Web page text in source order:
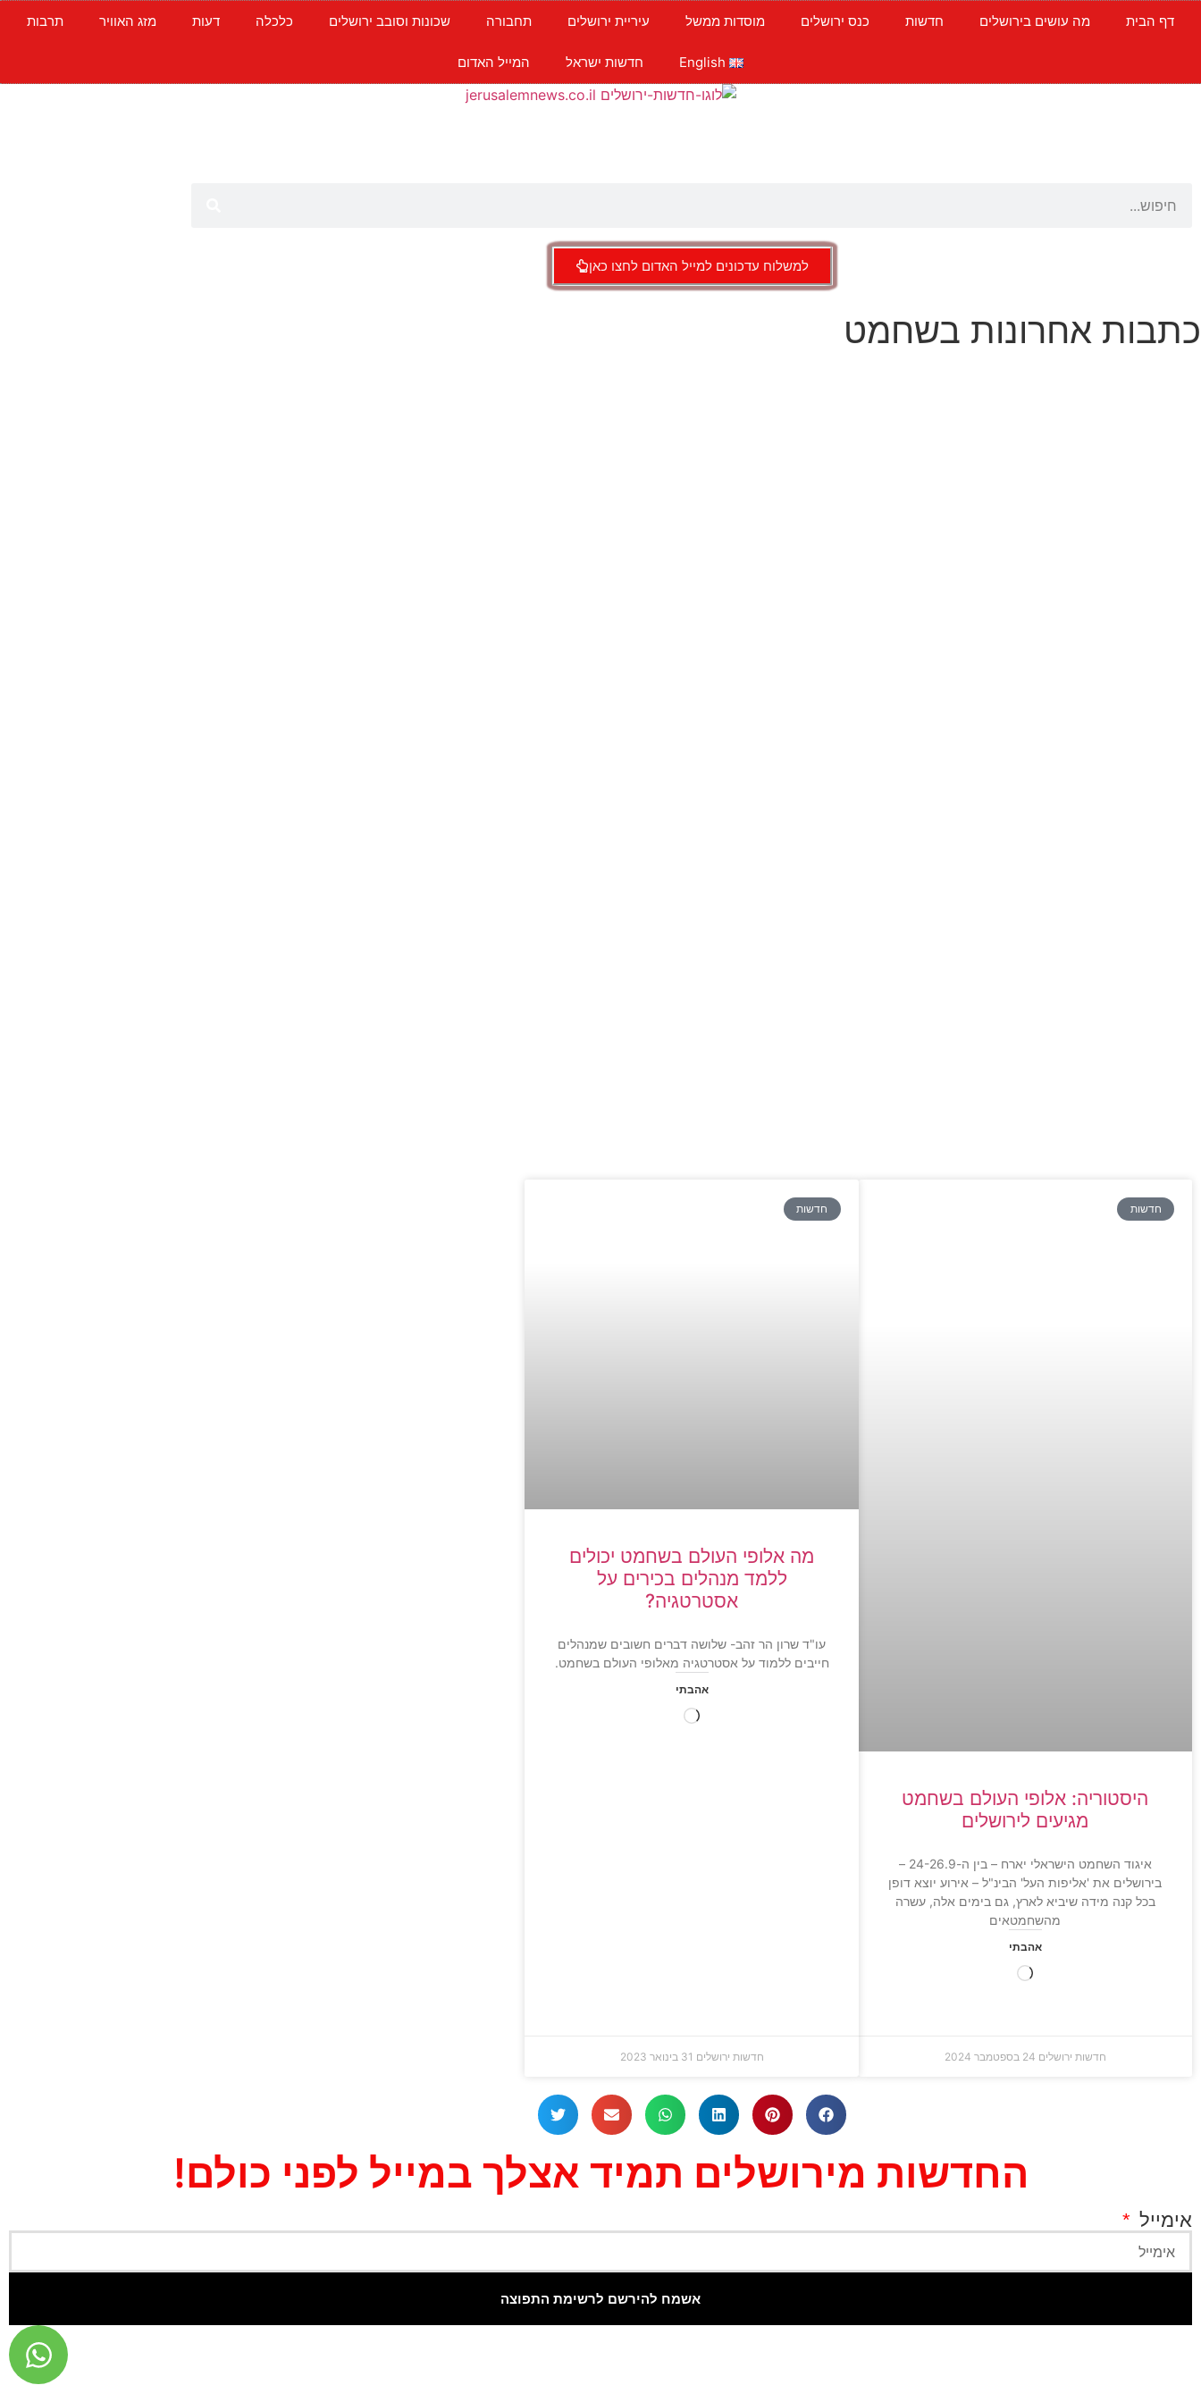
דף הבית מה עושים בירושלים חדשות כנס ירושלים מוסדות ממשל עיריית ירושלים תחבורה שכונות וסובב ירושלים כלכלה דעות מזג האוויר תרבות
English חדשות ישראל המייל האדום
למשלוח עדכונים למייל האדום לחצו כאן
כתבות אחרונות בשחמט
חדשות
היסטוריה: אלופי העולם בשחמט
מגיעים לירושלים
איגוד השחמט הישראלי יארח – בין ה-24-26.9 –
בירושלים את 'אליפות העל' הבינ"ל – אירוע יוצא דופן
בכל קנה מידה שיביא לארץ, גם בימים אלה, עשרה
מהשחמטאים
אהבתי
חדשות ירושלים 24 בספטמבר 2024
חדשות
מה אלופי העולם בשחמט יכולים
ללמד מנהלים בכירים על
אסטרטגיה?
עו"ד שרון הר זהב- שלושה דברים חשובים שמנהלים
חייבים ללמוד על אסטרטגיה מאלופי העולם בשחמט.
אהבתי
חדשות ירושלים 31 בינואר 2023
החדשות מירושלים תמיד אצלך במייל לפני כולם!
אימייל
אשמח להירשם לרשימת התפוצה